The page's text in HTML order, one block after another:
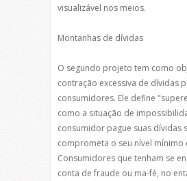
visualizável nos meios.
Montanhas de dívidas
O segundo projeto tem como
contração excessiva de dívidas
consumidores. Ele define
como a situação de
consumidor pague suas dívidas
comprometa o seu nível mínimo
Consumidores que tenham se
conta de fraude ou ma-fé, no